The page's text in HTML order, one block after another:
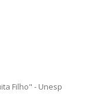
Filho" - Unesp